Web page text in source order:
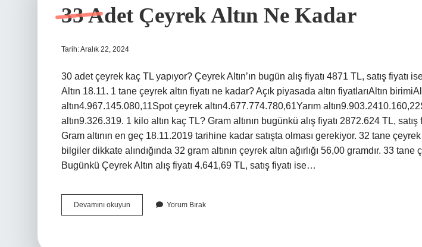
33 Adet Çeyrek Altın Ne Kadar
Tarih: Aralık 22, 2024
30 adet çeyrek kaç TL yapıyor? Çeyrek Altın’ın bugün alış fiyatı 4871 TL, satış fiyatı
Altın 18.11. 1 tane çeyrek altın fiyatı ne kadar? Açık piyasada altın fiyatlarıAltın
altın4.967.145.080,11Spot çeyrek altın4.677.774.780,61Yarım
altın9.326.319. 1 kilo altın kaç TL? Gram altının bugünkü alış fiyatı 2872.624 TL,
Gram altının en geç 18.11.2019 tarihine kadar satışta olması gerekiyor. 32 tane
bilgiler dikkate alındığında 32 gram altının çeyrek altın ağırlığı 56,00 gramdır. 33
Bugünkü Çeyrek Altın alış fiyatı 4.641,69 TL, satış fiyatı ise…
Devamını okuyun
Adet
Yorum Bırak